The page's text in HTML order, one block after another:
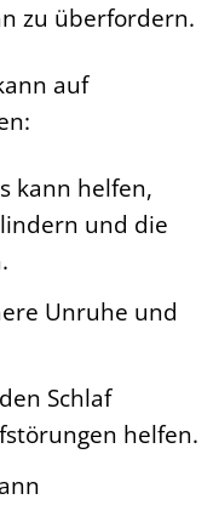
zu überfordern.
auf
kann helfen,
und die
Unruhe und
Schlaf
helfen.